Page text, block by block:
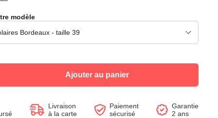
modèle
Ajouter au panier
Livraison
à la carte
Paiement
sécurisé
Garantie
2 ans